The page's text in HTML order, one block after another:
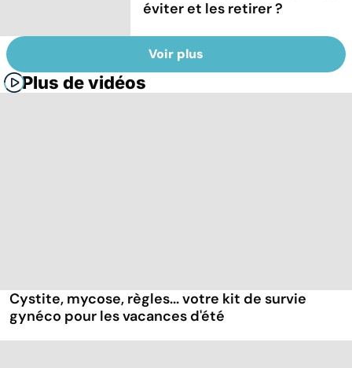
éviter et les retirer ?
Voir plus
Plus de vidéos
Cystite, mycose, règles... votre kit de survie
gynéco pour les vacances d'été